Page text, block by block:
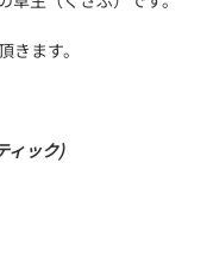
ます。
ィック)